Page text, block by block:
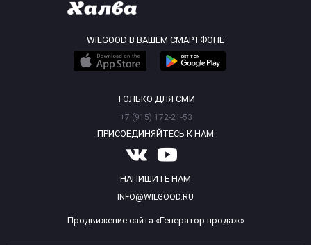
WILGOOD В ВАШЕМ СМАРТФОНЕ
ТОЛЬКО ДЛЯ СМИ
+7 (915) 172-21-53
ПРИСОЕДИНЯЙТЕСЬ К НАМ
НАПИШИТЕ НАМ
INFO@WILGOOD.RU
Продвижение сайта «Генератор продаж»